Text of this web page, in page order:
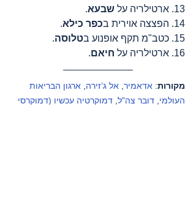
13. ארטילריה על
שבעא.
14. הפצצה אוירית ב
כפר כילא.
15. כטב"מ תקף אופנוע ב
טלוסה.
16. ארטילריה על
חיאם.
מקורות: אדאמיר אל ג’זירה
ארגון הבריאות
העולמי דובר צה"ל דמוקרטיה עכשיו (דמוקרסי